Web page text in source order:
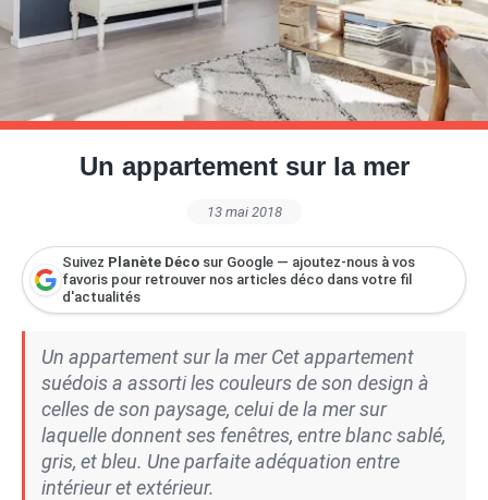
Maison Container/container House
Maison D'hôtes
Maison Et Appartement Vintage
On Décode La Déco
Piscine Question De Style
Renovation
Revue De Week End
Tiny House
Un appartement sur la mer
13 mai 2018
Suivez Planète Déco sur Google — ajoutez-nous à vos
favoris pour retrouver nos articles déco dans votre fil
d'actualités
Un appartement sur la mer Cet appartement
suédois a assorti les couleurs de son design à
celles de son paysage, celui de la mer sur
laquelle donnent ses fenêtres, entre blanc sablé,
gris, et bleu. Une parfaite adéquation entre
intérieur et extérieur.